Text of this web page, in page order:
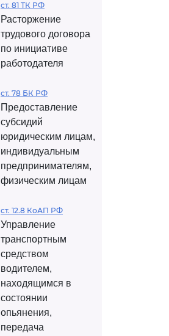
ст. 81 ТК РФ
Расторжение
трудового договора
по инициативе
работодателя
ст. 78 БК РФ
Предоставление
субсидий
юридическим лицам,
индивидуальным
предпринимателям,
физическим лицам
ст. 12.8 КоАП РФ
Управление
транспортным
средством
водителем,
находящимся в
состоянии
опьянения,
передача